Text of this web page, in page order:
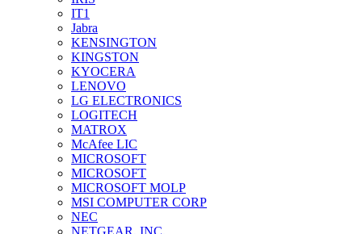
IT1
Jabra
KENSINGTON
KINGSTON
KYOCERA
LENOVO
LG ELECTRONICS
LOGITECH
MATROX
McAfee LIC
MICROSOFT
MICROSOFT
MICROSOFT MOLP
MSI COMPUTER CORP
NEC
NETGEAR, INC.